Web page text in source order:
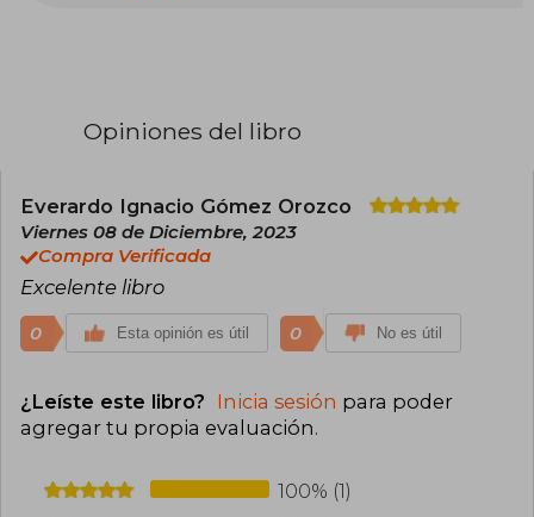
muerte y el morir (1974) y La rueda de la vida:
Kübler-Ross escribió principalmente en el
género de la psicología y el desarrollo personal,
enfocándose en el acompañamiento
emocional y espiritual en el final de la vida. Su
trabajo ha sido ampliamente reconocido y
continúa siendo una referencia fundamental
para profesionales de la salud y personas
enfrentando pérdidas significativas.
Opiniones del libro
Everardo Ignacio Gómez Orozco
Viernes 08 de Diciembre, 2023
Compra Verificada
Excelente libro
0 Esta opinión es útil 0 No es útil
¿Leíste este libro? Inicia sesión para poder
agregar tu propia evaluación.
100% (1)